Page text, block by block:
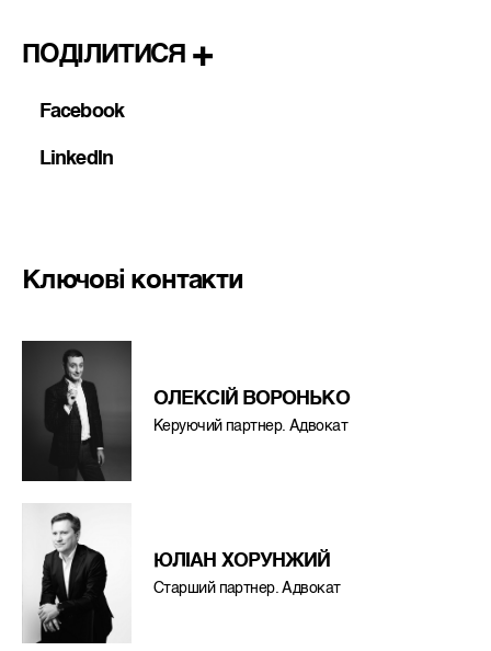
ПОДІЛИТИСЯ
Facebook
LinkedIn
Ключові контакти
ОЛЕКСIЙ ВОРОНЬКО
Керуючий партнер. Адвокат
ЮЛІАН ХОРУНЖИЙ
Старший партнер. Адвокат